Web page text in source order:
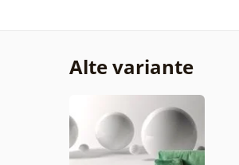
Alte variante